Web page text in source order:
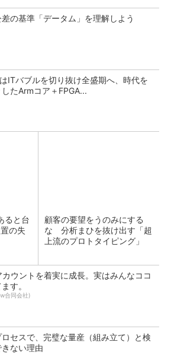
の基準「データム」を理解しよう
ITバブルを切り抜け全盛期へ、時代を
たArmコア＋FPGA...
ると台
の失
顧客の要望をうのみにする
な 分析まひを抜け出す「超
上流のプロトタイピング」
カウントを着実に成長。実はみんなココ
す。
合同会社)
セスで、完璧な量産（組み立て）と検
ない理由